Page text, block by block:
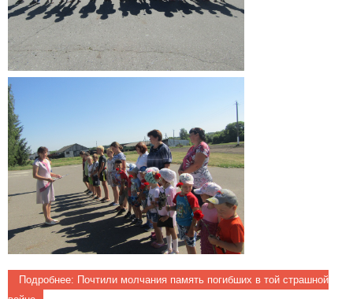
Подробнее: Почтили молчания память погибших в той страшной